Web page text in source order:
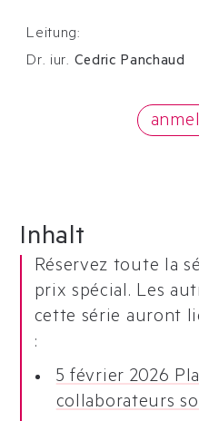
Leitung:
Dr. iur. Cedric Panchaud
Inhalt
Réservez toute la
prix spécial. Les
cette série auront
:
5 février 2026
collaborateurs